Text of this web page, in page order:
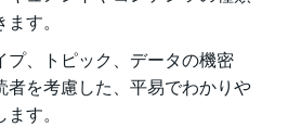
す。
プ、トピック、データの機密
者を考慮した、平易でわかりや
す。